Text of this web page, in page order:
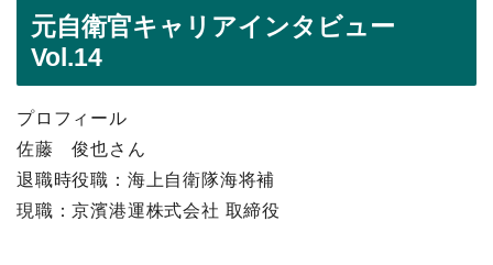
元自衛官キャリアインタビュー
Vol.14
プロフィール
佐藤 俊也さん
退職時役職：海上自衛隊海将補
現職：京濱港運株式会社 取締役